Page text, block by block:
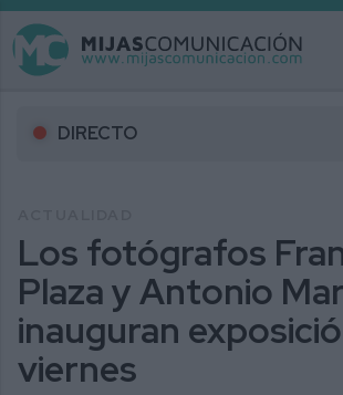
DIRECTO
Los fotógrafos
Plaza y Antonio
inauguran
viernes